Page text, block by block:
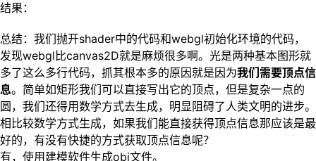
结果：
总结：我们抛开shader中的代码和webgl初始化环境的代码，
发现webgl比canvas2D就是麻烦很多啊。光是两种基本图形就
多了这么多行代码，抓其根本多的原因就是因为我们需要顶点信
息。简单如矩形我们可以直接写出它的顶点，但是复杂一点的
圆，我们还得用数学方式去生成，明显阻碍了人类文明的进步。
相比较数学方式生成，如果我们能直接获得顶点信息那应该是最
好的，有没有快捷的方式获取顶点信息呢？
有，使用建模软件生成obj文件。